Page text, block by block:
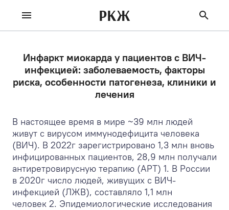
РКЖ
Инфаркт миокарда у пациентов с ВИЧ-
инфекцией: заболеваемость, факторы
риска, особенности патогенеза, клиники и
лечения
В настоящее время в мире ~39 млн людей
живут с вирусом иммунодефицита человека
(ВИЧ). В 2022г зарегистрировано 1,3 млн вновь
инфицированных пациентов, 28,9 млн получали
антиретровирусную терапию (АРТ) 1. В России
в 2020г число людей, живущих с ВИЧ-
инфекцией (ЛЖВ), составляло 1,1 млн
человек 2. Эпидемиологические исследования